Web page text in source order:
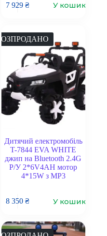
7 929 ₴ У кошик
РОЗПРОДАНО
Дитячий електромобіль
T-7844 EVA WHITE
джип на Bluetooth 2.4G
Р/У 2*6V4AH мотор
4*15W з MP3
8 350 ₴ У кошик